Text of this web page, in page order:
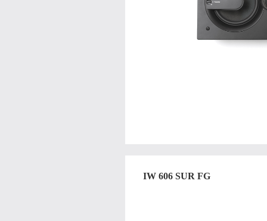
IW 606 SUR FG